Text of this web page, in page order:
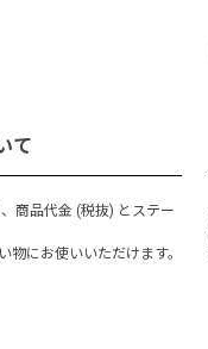
て
商品代金 (税抜) とステー
物にお使いいただけます。